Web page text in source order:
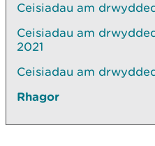
Ceisiadau am
Ceisiadau am
2021
Ceisiadau am
Rhagor